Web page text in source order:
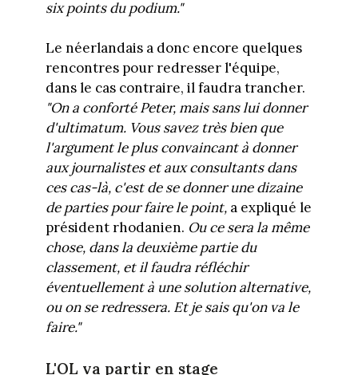
six points du podium."
Le néerlandais a donc encore quelques
rencontres pour redresser l'équipe,
dans le cas contraire, il faudra trancher.
"On a conforté Peter, mais sans lui donner
d'ultimatum. Vous savez très bien que
l'argument le plus convaincant à donner
aux journalistes et aux consultants dans
ces cas-là, c'est de se donner une dizaine
de parties pour faire le point,a expliqué le
président rhodanien. Ou ce sera la même
chose, dans la deuxième partie du
classement, et il faudra réfléchir
éventuellement à une solution alternative,
ou on se redressera. Et je sais qu'on va le
faire."
L'OL va partir en stage